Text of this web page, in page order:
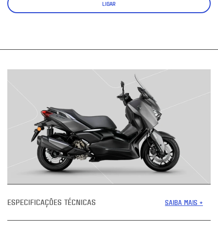
LIGAR
ESPECIFICAÇÕES TÉCNICAS SAIBA MAIS +